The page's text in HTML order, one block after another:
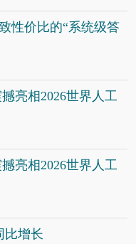
性价比的“系统级答
亮相2026世界人工
亮相2026世界人工
比增长